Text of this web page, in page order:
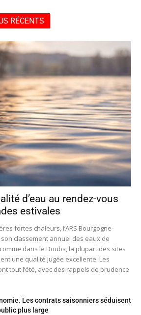
RÉCENTS
d’eau au rendez-vous
estivales
fortes chaleurs, l’ARS Bourgogne-
classement annuel des eaux de
dans le Doubs, la plupart des sites
une qualité jugée excellente. Les
tout l’été, avec des rappels de prudence
Les contrats saisonniers séduisent
plus large